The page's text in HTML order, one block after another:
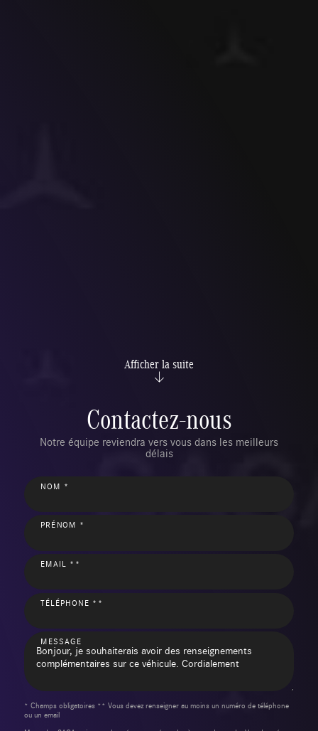
Afficher la suite
Contactez-nous
Notre équipe reviendra vers vous dans les meilleurs
délais
NOM *
PRÉNOM *
EMAIL **
TÉLÉPHONE **
MESSAGE
* Champs obligatoires ** Vous devez renseigner au moins un numéro de téléphone
ou un email